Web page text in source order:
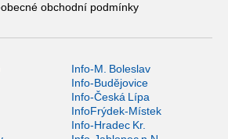
obchodní podmínky
Info-M. Boleslav
Info-Budějovice
Info-Česká Lípa
InfoFrýdek-Místek
Info-Hradec Kr.